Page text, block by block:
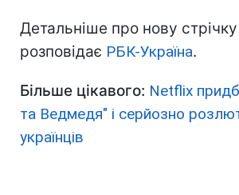
Детальніше про нову стрічку
розповідає РБК-Україна.
Більше цікавого: Netflix
та Ведмедя" і серйозно
українців